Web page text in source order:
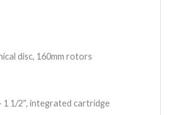
disc, 160mm rotors
1 1/2″, integrated cartridge